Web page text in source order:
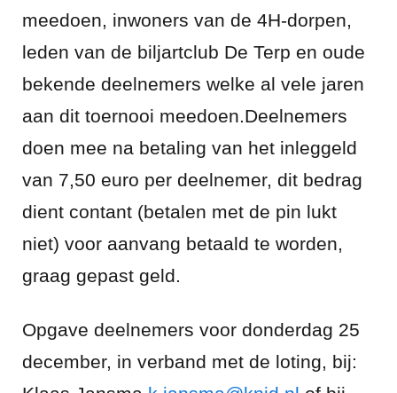
meedoen, inwoners van de 4H-dorpen,
leden van de biljartclub De Terp en oude
bekende deelnemers welke al vele jaren
aan dit toernooi meedoen.Deelnemers
doen mee na betaling van het inleggeld
van 7,50 euro per deelnemer, dit bedrag
dient contant (betalen met de pin lukt
niet) voor aanvang betaald te worden,
graag gepast geld.
Opgave deelnemers voor donderdag 25
december, in verband met de loting, bij: